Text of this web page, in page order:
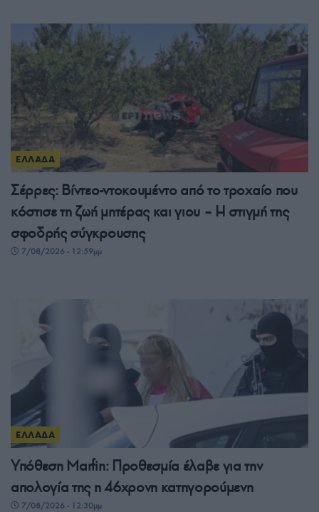
ΕΛΛΑΔΑ
Σέρρες: Βίντεο-ντοκουμέντο από το τροχαίο που
κόστισε τη ζωή μητέρας και γιου – Η στιγμή της
σφοδρής σύγκρουσης
7/08/2026 - 12:59μμ
ΕΛΛΑΔΑ
Υπόθεση Marfin: Προθεσμία έλαβε για την
απολογία της η 46χρονη κατηγορούμενη
7/08/2026 - 12:30μμ